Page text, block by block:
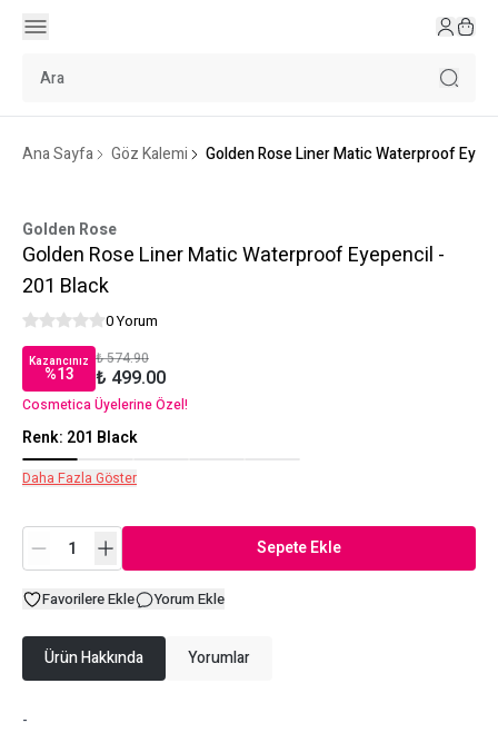
Ana Sayfa Göz Kalemi Golden Rose Liner Matic Waterproof
Golden Rose
Golden Rose Liner Matic Waterproof Eyepencil -
201 Black
0 Yorum
Kazancınız
%13
₺ 574.90
₺ 499.00
Cosmetica Üyelerine Özel!
Renk: 201 Black
Daha Fazla Göster
Sepete Ekle
Favorilere Ekle Yorum Ekle
Ürün Hakkında Yorumlar
-